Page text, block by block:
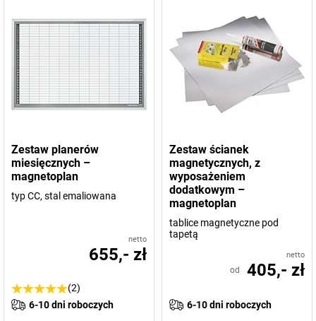
Zestaw planerów
miesięcznych –
magnetoplan
typ CC, stal emaliowana
netto
655,- zł
(2)
6-10 dni roboczych
Zestaw ścianek
magnetycznych, z
wyposażeniem
dodatkowym –
magnetoplan
tablice magnetyczne pod
tapetą
netto
od 405,- zł
6-10 dni roboczych